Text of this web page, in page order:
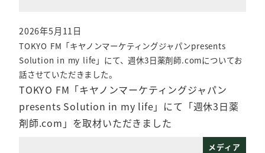
TOKYO FM「キヤノンマーケティングジャパン
presents Solution in my life」にて「週休3日薬
剤師.com」を取材いただきました
TOKYO FM「キヤノンマーケティングジャパンpresents
Solution in my life」にて、週休3日薬剤師.comについてお
話させていただきました。
投稿日
2026年5月11日
メディア